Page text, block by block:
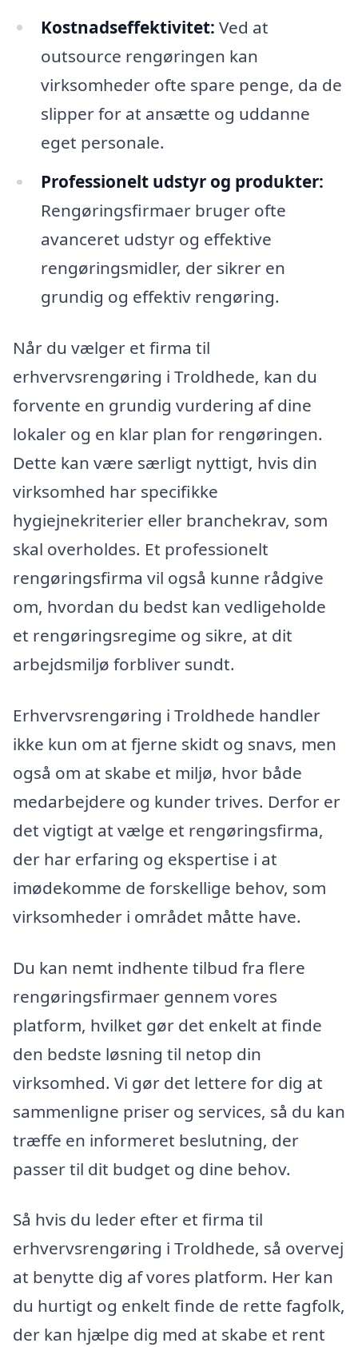
Kostnadseffektivitet: Ved at
outsource rengøringen kan
virksomheder ofte spare penge, da de
slipper for at ansætte og uddanne
eget personale.
Professionelt udstyr og produkter:
Rengøringsfirmaer bruger ofte
avanceret udstyr og effektive
rengøringsmidler, der sikrer en
grundig og effektiv rengøring.
Når du vælger et firma til
erhvervsrengøring i Troldhede, kan du
forvente en grundig vurdering af dine
lokaler og en klar plan for rengøringen.
Dette kan være særligt nyttigt, hvis din
virksomhed har specifikke
hygiejnekriterier eller branchekrav, som
skal overholdes. Et professionelt
rengøringsfirma vil også kunne rådgive
om, hvordan du bedst kan vedligeholde
et rengøringsregime og sikre, at dit
arbejdsmiljø forbliver sundt.
Erhvervsrengøring i Troldhede handler
ikke kun om at fjerne skidt og snavs, men
også om at skabe et miljø, hvor både
medarbejdere og kunder trives. Derfor er
det vigtigt at vælge et rengøringsfirma,
der har erfaring og ekspertise i at
imødekomme de forskellige behov, som
virksomheder i området måtte have.
Du kan nemt indhente tilbud fra flere
rengøringsfirmaer gennem vores
platform, hvilket gør det enkelt at finde
den bedste løsning til netop din
virksomhed. Vi gør det lettere for dig at
sammenligne priser og services, så du kan
træffe en informeret beslutning, der
passer til dit budget og dine behov.
Så hvis du leder efter et firma til
erhvervsrengøring i Troldhede, så overvej
at benytte dig af vores platform. Her kan
du hurtigt og enkelt finde de rette fagfolk,
der kan hjælpe dig med at skabe et rent